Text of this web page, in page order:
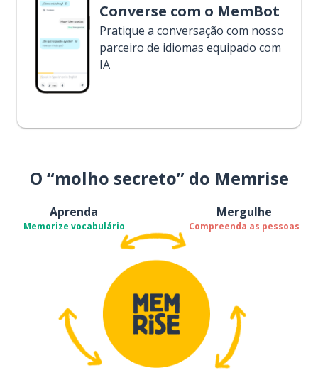
Converse com o MemBot
Pratique a conversação com nosso
parceiro de idiomas equipado com
IA
O “molho secreto” do Memrise
Aprenda
Memorize vocabulário
Mergulhe
Compreenda as pessoas